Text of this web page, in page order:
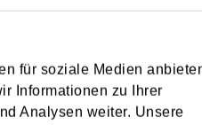
für soziale Medien
Informationen zu Ihrer
Analysen weiter. Unsere
den Kindern ermöglichen,
als auch das